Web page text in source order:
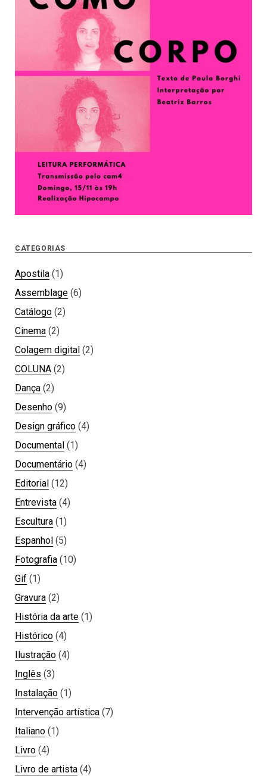
CATEGORIAS
Apostila (1)
Assemblage (6)
Catálogo (2)
Cinema (2)
Colagem digital (2)
COLUNA (2)
Dança (2)
Desenho (9)
Design gráfico (4)
Documental (1)
Documentário (4)
Editorial (12)
Entrevista (4)
Escultura (1)
Espanhol (5)
Fotografia (10)
Gif (1)
Gravura (2)
História da arte (1)
Histórico (4)
Ilustração (4)
Inglês (3)
Instalação (1)
Intervenção artística (7)
Italiano (1)
Livro (4)
Livro de artista (4)